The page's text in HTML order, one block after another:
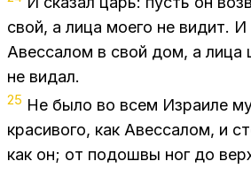
свой, а лица мо­е­го не ви­дит.
Авес­са­лом в свой дом, а лица
не ви­дал.
25 Не было во всем Из­ра­и­ле
кра­си­во­го, как Авес­са­лом, и
как он; от по­дош­вы ног до